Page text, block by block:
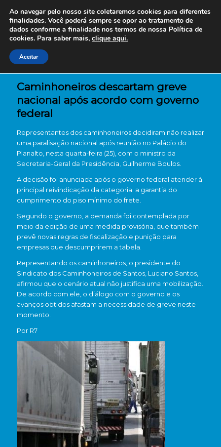
Caminhoneiros descartam greve
nacional após acordo com governo
federal
Representantes dos caminhoneiros decidiram não realizar
uma paralisação nacional após reunião no Palácio do
Planalto , nesta quarta-feira (25), com o ministro da
Secretaria-Geral da Presidência, Guilherme Boulos.
A decisão foi anunciada após o governo federal atender à
principal reivindicação da categoria: a garantia do
cumprimento do piso mínimo do frete.
Segundo o governo, a demanda foi contemplada por
meio da edição de uma medida provisória, que também
prevê novas regras de fiscalização e punição para
empresas que descumprirem a tabela.
Representando os caminhoneiros, o presidente do
Sindicato dos Caminhoneiros de Santos, Luciano Santos,
afirmou que o cenário atual não justifica uma mobilização.
De acordo com ele, o diálogo com o governo e os
avanços obtidos afastam a necessidade de greve neste
momento.
Por R7
Ao navegar pelo nosso site coletaremos cookies para diferentes
finalidades. Você poderá sempre se opor ao tratamento de
dados conforme a finalidade nos termos de nossa Política de
cookies. Para saber mais, clique aqui.
Aceitar